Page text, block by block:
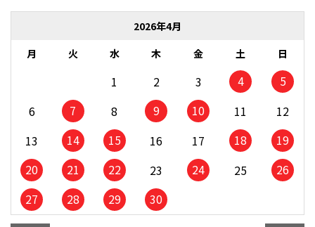
2026年4月
月
火 水 木 金 土 日
1 2 3 4
5
6
7 8 9 10 11
12
13
14 15 16 17 18
19
20
21 22 23 24 25
26
27
28 29 30